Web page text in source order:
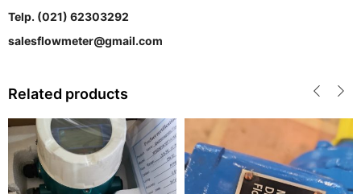
Telp. (021) 62303292
salesflowmeter@gmail.com
Related products